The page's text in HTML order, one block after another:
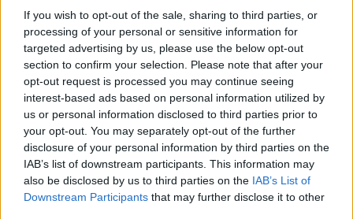
If you wish to opt-out of the sale, sharing to third parties, or
processing of your personal or sensitive information for
targeted advertising by us, please use the below opt-out
section to confirm your selection. Please note that after your
opt-out request is processed you may continue seeing
interest-based ads based on personal information utilized by
us or personal information disclosed to third parties prior to
your opt-out. You may separately opt-out of the further
disclosure of your personal information by third parties on the
IAB’s list of downstream participants. This information may
also be disclosed by us to third parties on the IAB’s List of
Downstream Participants that may further disclose it to other
Το δικαστήριο της πόλης Πέζαρο, στην
κεντρική Ιταλία, έκανε δεκτό το αίτημα
Ιταλίδας μητέρας η οποία ζήτησε να
μπορέσεινα δώσει και το επώνυμό της στον
ανήλικογιο της παρά τηναντίθεση του
πρώην συζύγου της και πατέρα του παιδιού.
Όπως αναφέρουν ιταλικά μέσα ενημέρωσης,
η απόφαση αυτή επηρεάστηκε σίγουρα και
από την επίσημη θέση του ιταλικού
Συνταγματικού Δικαστηρίου, το οποίο πριν